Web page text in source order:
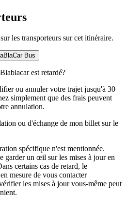
les transporteurs sur cet itinéraire.
Bus
est retardé?
ou annuler votre trajet jusqu'à 30
simplement que des frais peuvent
annulation.
ou d'échange de mon billet sur le
spécifique n'est mentionnée.
garder un œil sur les mises à jour en
certains cas de retard, le
mesure de vous contacter
les mises à jour vous-même peut